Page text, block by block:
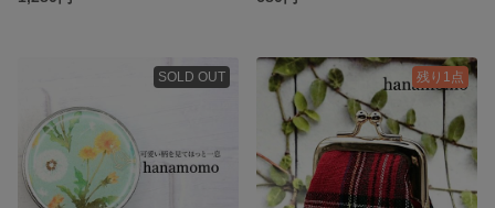
SOLD OUT 残り1点